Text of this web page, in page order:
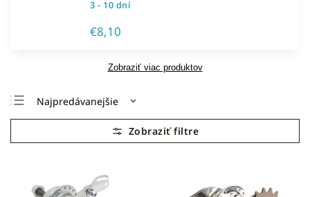
3 - 10 dní
€8,10
Zobraziť viac produktov
Najpredávanejšie
Najlacnejšie
Najdrahšie